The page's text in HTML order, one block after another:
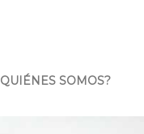
QUIÉNES SOMOS?